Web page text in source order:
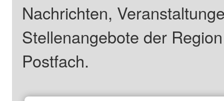
Nachrichten,
Stellenangebote der
Postfach.